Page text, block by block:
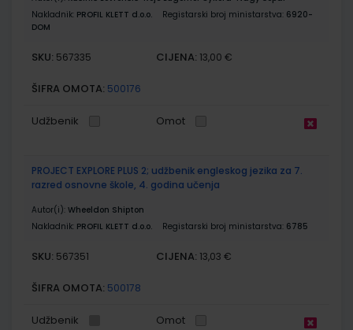
Nakladnik: PROFIL KLETT d.o.o. Registarski broj ministarstva: 6920-
DOM
SKU: 567335 CIJENA: 13,00 €
ŠIFRA OMOTA: 500176
Udžbenik Omot
PROJECT EXPLORE PLUS 2; udžbenik engleskog jezika za 7.
razred osnovne škole, 4. godina učenja
Autor(i): Wheeldon Shipton
Nakladnik: PROFIL KLETT d.o.o. Registarski broj ministarstva: 6785
SKU: 567351 CIJENA: 13,03 €
ŠIFRA OMOTA: 500178
Udžbenik Omot